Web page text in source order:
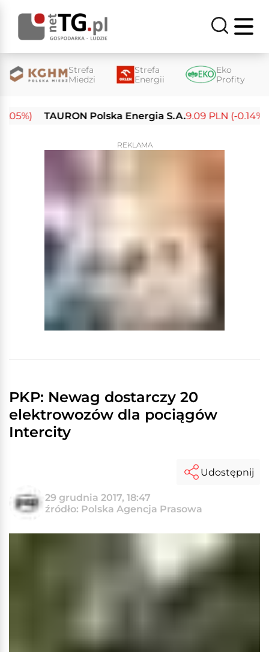
Strefa
Miedzi
Strefa
Energii
Eko
Profity
TAURON Polska Energia S.A.9.09 PLN (-0.14%)
REKLAMA
PKP: Newag dostarczy 20
elektrowozów dla pociągów
Intercity
29 grudnia 2017, 18:47
źródło: Polska Agencja Prasowa
Udostępnij